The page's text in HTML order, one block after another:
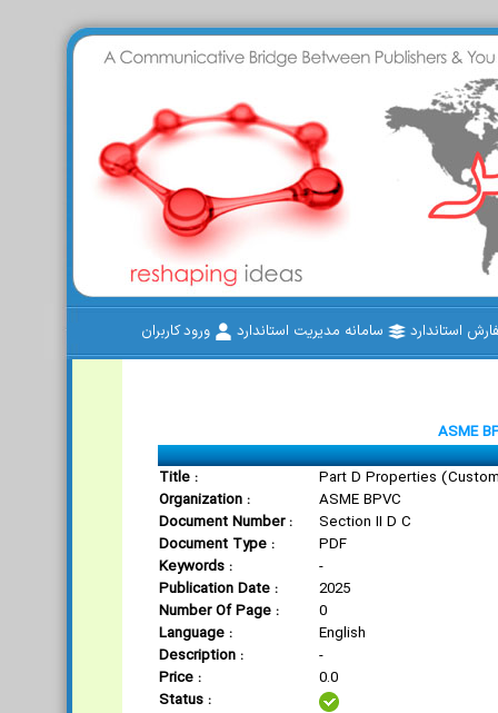
استاندارد سامانه مدیریت استاندارد ورود کاربران
ASME
Title :
Part D Properties
Organization :
ASME BPVC
Document Number :
Section II D C
Document Type :
PDF
Keywords :
-
Publication Date :
2025
Number Of Page :
0
Language :
English
Description :
-
Price :
0.0
Status :